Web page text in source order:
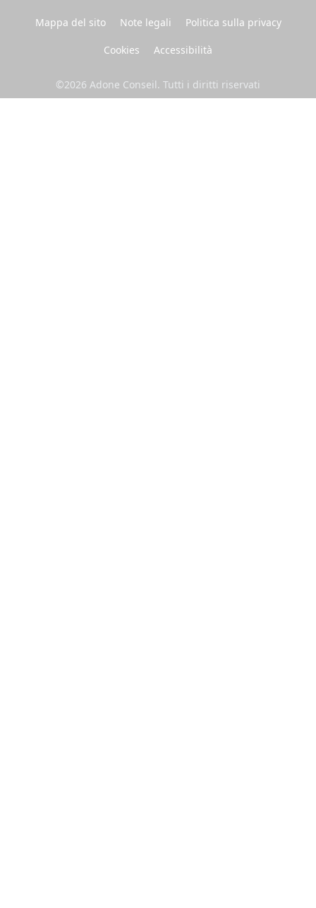
Mappa del sito Note legali Politica sulla privacy
Cookies Accessibilità
©2026 Adone Conseil. Tutti i diritti riservati